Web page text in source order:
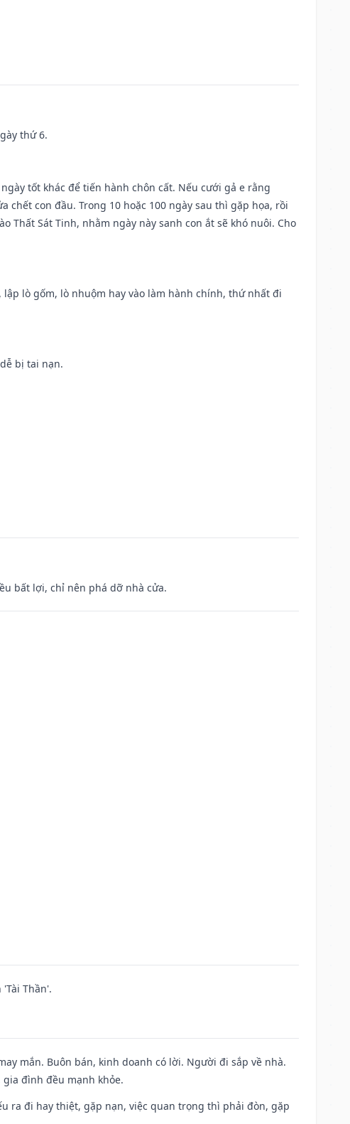
thứ 6.
tốt khác để tiến hành chôn cất. Nếu cưới gả e rằng
con đầu. Trong 10 hoặc 100 ngày sau thì gặp họa, rồi
Thất Sát Tinh, nhằm ngày này sanh con ắt sẽ khó nuôi. Cho
lò gốm, lò nhuộm hay vào làm hành chính, thứ nhất đi
bị tai nạn.
bất lợi, chỉ nên phá dỡ nhà cửa.
Thần'.
mắn. Buôn bán, kinh doanh có lời. Người đi sắp về nhà.
đình đều mạnh khỏe.
ra đi hay thiệt, gặp nạn, việc quan trọng thì phải đòn, gặp